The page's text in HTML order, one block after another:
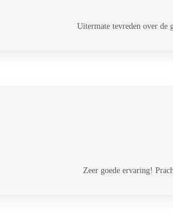
Uitermate tevreden over de
Zeer goede ervaring!